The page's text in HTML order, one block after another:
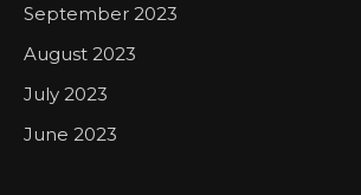
September 2023
August 2023
July 2023
June 2023